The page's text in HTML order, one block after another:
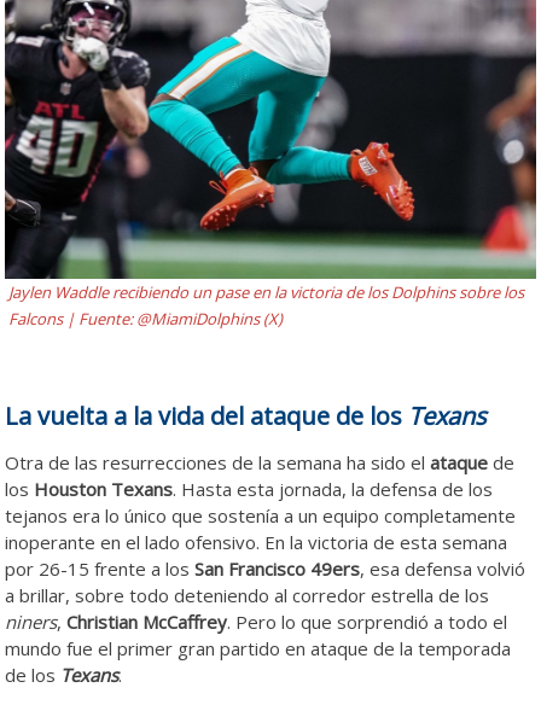
Jaylen Waddle recibiendo un pase en la victoria de los Dolphins sobre los
Falcons | Fuente: @MiamiDolphins (X)
La vuelta a la vida del ataque de los Texans
Otra de las resurrecciones de la semana ha sido elataque de
los Houston Texans. Hasta esta jornada, la defensa de los
tejanos era lo único que sostenía a un equipo completamente
inoperante en el lado ofensivo. En la victoria de esta semana
por 26-15 frente a los San Francisco 49ers, esa defensa volvió
a brillar, sobre todo deteniendo al corredor estrella de los
niners,Christian McCaffrey. Pero lo que sorprendió a todo el
mundo fue el primer gran partido en ataque de la temporada
de los Texans.